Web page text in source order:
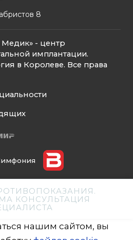
8
- центр
имплантации.
в Королеве. Все права
КОНСУЛЬТАЦИЯ
нашим сайтом, вы